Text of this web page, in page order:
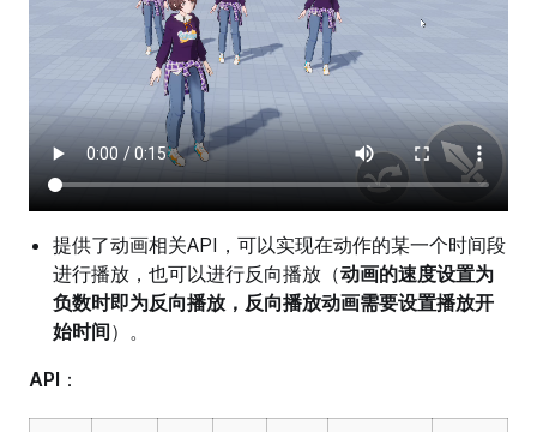
提供了动画相关API，可以实现在动作的某一个时间段
进行播放，也可以进行反向播放（动画的速度设置为
负数时即为反向播放，反向播放动画需要设置播放开
始时间）。
API ：